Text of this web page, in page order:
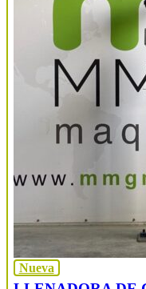
Nueva